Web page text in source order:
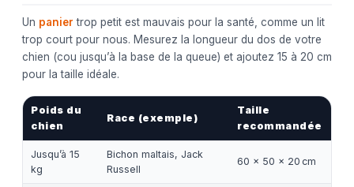
Un panier trop petit est mauvais pour la santé, comme un lit
trop court pour nous. Mesurez la longueur du dos de votre
chien (cou jusqu’à la base de la queue) et ajoutez 15 à 20 cm
pour la taille idéale.
Poids du
chien
Race (exemple)
Taille
recommandée
Jusqu’à 15
kg
Bichon maltais, Jack
Russell
60 × 50 × 20 cm